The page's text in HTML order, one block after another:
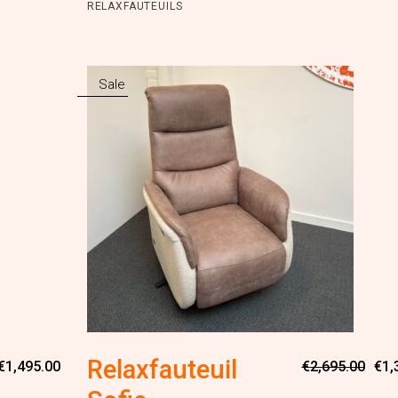
RELAXFAUTEUILS
Oorspronkelijke
prijs
was:
1,495.00Huidige
prijs
Sale
Relaxfauteuil
€2,695.00 €